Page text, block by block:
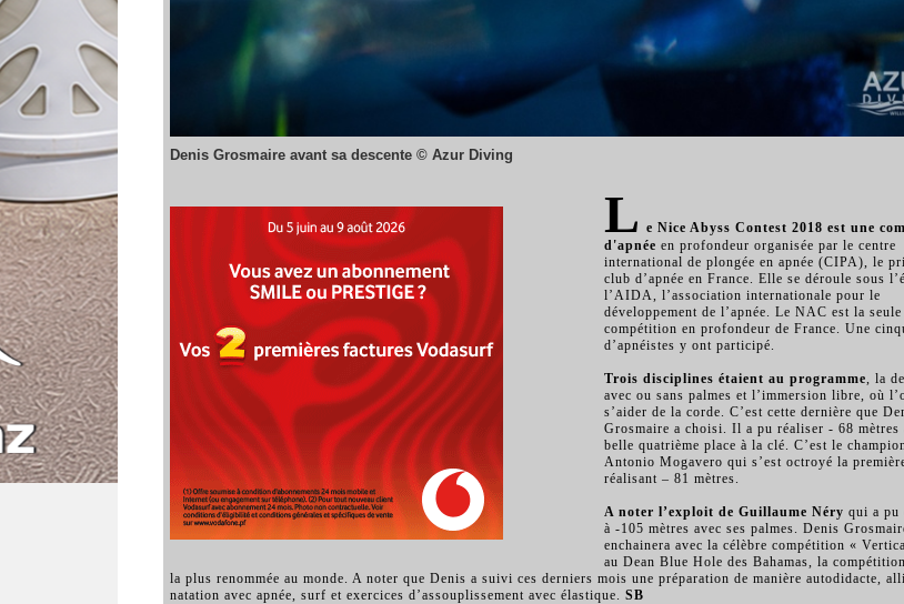
Denis Grosmaire avant sa descente © Azur Diving
L e Nice Abyss Contest 2018 est une
d'apnée en profondeur organisée par le centre
international de plongée en apnée (CIPA), le
club d’apnée en France. Elle se déroule sous
l’AIDA, l’association internationale pour le
développement de l’apnée. Le NAC est la seule
compétition en profondeur de France. Une
d’apnéistes y ont participé.
Trois disciplines étaient au programme , la
avec ou sans palmes et l’immersion libre, où
s’aider de la corde. C’est cette dernière que
Grosmaire a choisi. Il a pu réaliser - 68 mètres
belle quatrième place à la clé. C’est le
Antonio Mogavero qui s’est octroyé la
réalisant – 81 mètres.
A noter l’exploit de Guillaume Néry qui a pu
à -105 mètres avec ses palmes. Denis
enchainera avec la célèbre compétition «
au Dean Blue Hole des Bahamas, la
la plus renommée au monde. A noter que Denis a suivi ces derniers mois une préparation de manière autodidacte,
natation avec apnée, surf et exercices d’assouplissement avec élastique. SB